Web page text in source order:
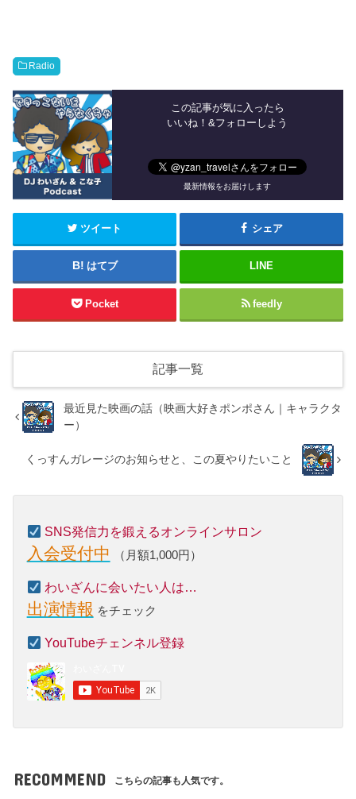
Radio
この記事が気に入ったら
いいね！&フォローしよう
最新情報をお届けします
ツイート シェア
はてブ LINE
Pocket feedly
記事一覧
最近見た映画の話（映画大好きポンポさん｜キャラクタ
ー）
くっすんガレージのお知らせと、この夏やりたいこと
SNS発信力を鍛えるオンラインサロン
入会受付中 （月額1,000円）
わいざんに会いたい人は…
出演情報 をチェック
YouTubeチェンネル登録
RECOMMEND こちらの記事も人気です。